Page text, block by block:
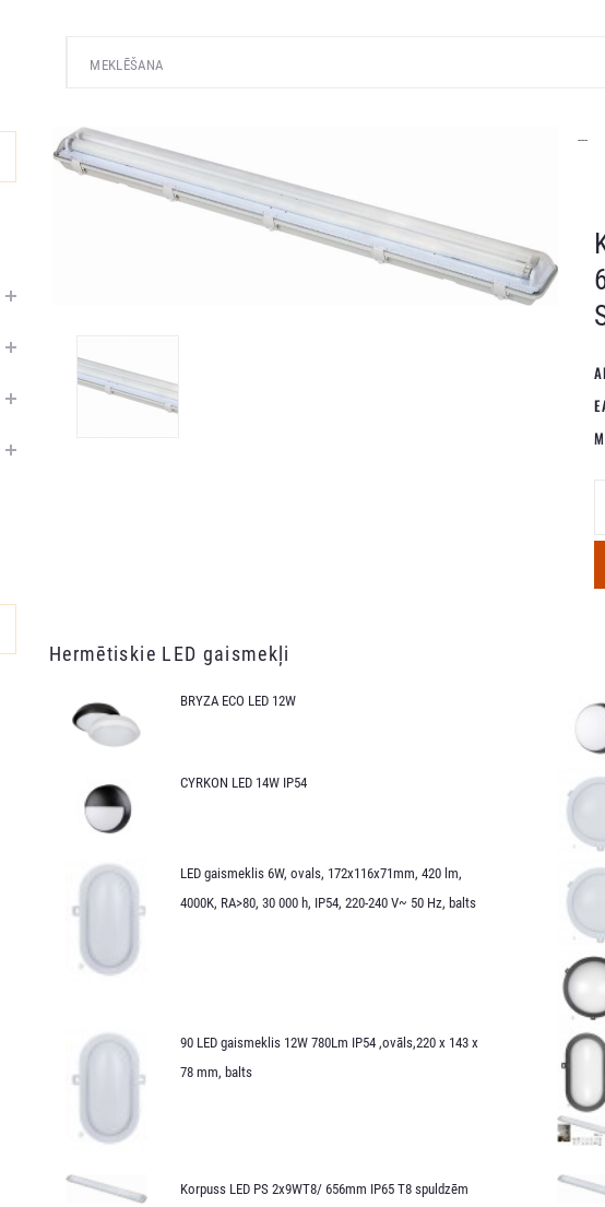
---
Hermētiskie LED gaismekļi
BRYZA ECO LED 12W
CYRKON LED 14W IP54
LED gaismeklis 6W, ovals, 172x116x71mm, 420 lm,
4000K, RA>80, 30 000 h, IP54, 220-240 V~ 50 Hz, balts
90 LED gaismeklis 12W 780Lm IP54 ,ovāls,220 x 143 x
78 mm, balts
Korpuss LED PS 2x9WT8/ 656mm IP65 T8 spuldzēm